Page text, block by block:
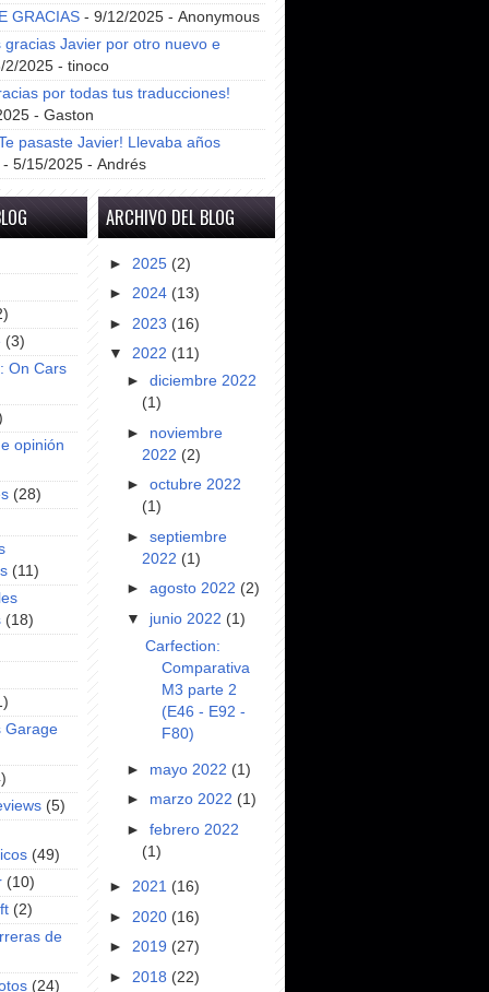
GRACIAS - 9/12/2025 - Anonymous
gracias Javier por otro nuevo e
2025 - tinoco
por todas tus traducciones!
- Gaston
pasaste Javier! Llevaba años
- 5/15/2025 - Andrés
(3)
On Cars
opinión
(28)
(11)
(18)
Garage
(5)
(49)
(10)
(2)
de
(24)
ARCHIVO DEL BLOG
► 2025 (2)
► 2024 (13)
► 2023 (16)
▼ 2022 (11)
►diciembre 2022
(1)
► noviembre
2022 (2)
►octubre 2022
(1)
►septiembre
2022 (1)
►agosto 2022 (2)
▼ junio 2022 (1)
Carfection:
Comparativa
M3 parte 2
(E46 - E92 -
F80)
► mayo 2022 (1)
► marzo 2022 (1)
►febrero 2022
(1)
► 2021 (16)
► 2020 (16)
► 2019 (27)
► 2018 (22)